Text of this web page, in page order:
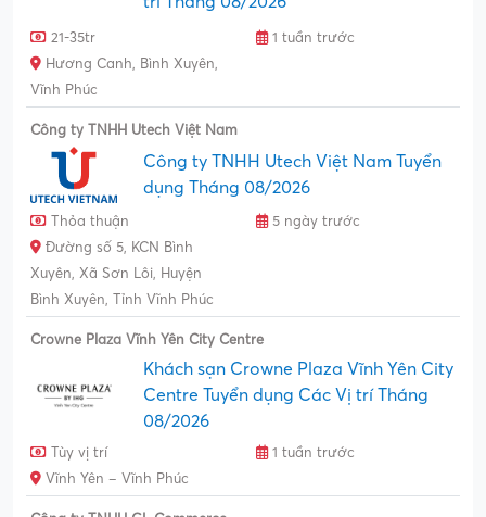
21-35tr
1 tuần trước
Hương Canh, Bình Xuyên,
Vĩnh Phúc
Công ty TNHH Utech Việt Nam
Công ty TNHH Utech Việt Nam Tuyển
dụng Tháng 08/2026
Thỏa thuận
5 ngày trước
Đường số 5, KCN Bình
Xuyên, Xã Sơn Lôi, Huyện
Bình Xuyên, Tỉnh Vĩnh Phúc
Crowne Plaza Vĩnh Yên City Centre
Khách sạn Crowne Plaza Vĩnh Yên City
Centre Tuyển dụng Các Vị trí Tháng
08/2026
Tùy vị trí
1 tuần trước
Vĩnh Yên – Vĩnh Phúc